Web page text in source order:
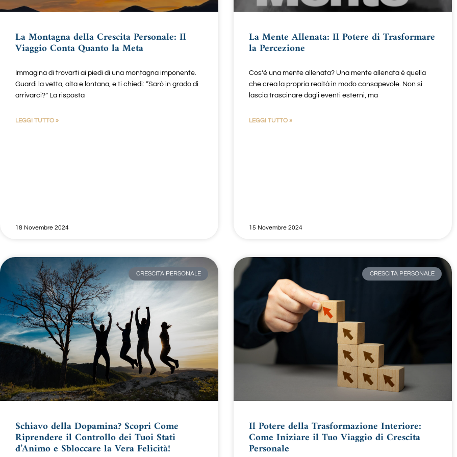
La Montagna della Crescita Personale: Il
Viaggio Conta Quanto la Meta
Immagina di trovarti ai piedi di una montagna imponente.
Guardi la vetta, alta e lontana, e ti chiedi: “Sarò in grado di
arrivarci?” La risposta
LEGGI TUTTO »
18 Novembre 2024
La Mente Allenata: Il Potere di Trasformare
la Percezione
Cos’è una mente allenata? Una mente allenata è quella
che crea la propria realtà in modo consapevole. Non si
lascia trascinare dagli eventi esterni, ma
LEGGI TUTTO »
15 Novembre 2024
CRESCITA PERSONALE
Schiavo della Dopamina? Scopri Come
Riprendere il Controllo dei Tuoi Stati
d’Animo e Sbloccare la Vera Felicità!
CRESCITA PERSONALE
Il Potere della Trasformazione Interiore:
Come Iniziare il Tuo Viaggio di Crescita
Personale